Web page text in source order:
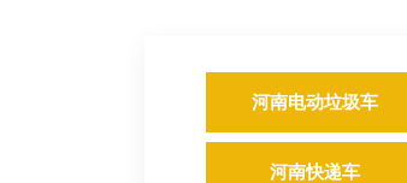
河南电动垃圾车
河南快递车